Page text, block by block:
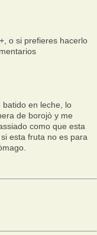
o si prefieres hacerlo
batido en leche, lo
de borojò y me
como que esta
esta fruta no es para